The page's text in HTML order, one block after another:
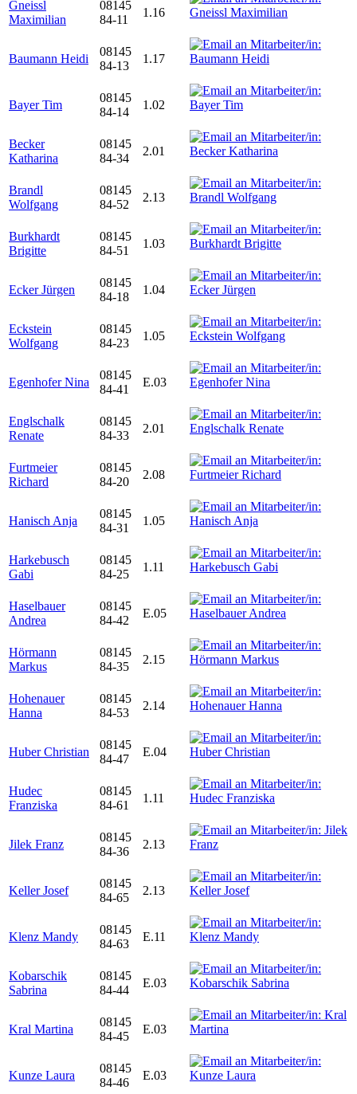
Gneissl
Maximilian
08145
84-11
1.16
Baumann Heidi
08145
84-13
1.17
Bayer Tim
08145
84-14
1.02
Becker
Katharina
08145
84-34
2.01
Brandl
Wolfgang
08145
84-52
2.13
Burkhardt
Brigitte
08145
84-51
1.03
Ecker Jürgen
08145
84-18
1.04
Eckstein
Wolfgang
08145
84-23
1.05
Egenhofer Nina
08145
84-41
E.03
Englschalk
Renate
08145
84-33
2.01
Furtmeier
Richard
08145
84-20
2.08
Hanisch Anja
08145
84-31
1.05
Harkebusch
Gabi
08145
84-25
1.11
Haselbauer
Andrea
08145
84-42
E.05
Hörmann
Markus
08145
84-35
2.15
Hohenauer
Hanna
08145
84-53
2.14
Huber Christian
08145
84-47
E.04
Hudec
Franziska
08145
84-61
1.11
Jilek Franz
08145
84-36
2.13
Keller Josef
08145
84-65
2.13
Klenz Mandy
08145
84-63
E.11
Kobarschik
Sabrina
08145
84-44
E.03
Kral Martina
08145
84-45
E.03
Kunze Laura
08145
84-46
E.03